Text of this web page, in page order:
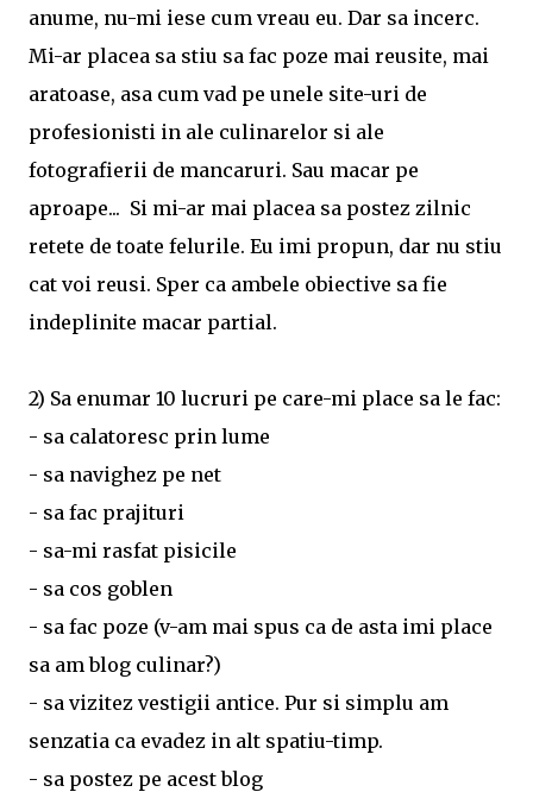
anume, nu-mi iese cum vreau eu. Dar sa incerc.
Mi-ar placea sa stiu sa fac poze mai reusite, mai
aratoase, asa cum vad pe unele site-uri de
profesionisti in ale culinarelor si ale
fotografierii de mancaruri. Sau macar pe
aproape... Si mi-ar mai placea sa postez zilnic
retete de toate felurile. Eu imi propun, dar nu stiu
cat voi reusi. Sper ca ambele obiective sa fie
indeplinite macar partial.
2) Sa enumar 10 lucruri pe care-mi place sa le fac:
- sa calatoresc prin lume
- sa navighez pe net
- sa fac prajituri
- sa-mi rasfat pisicile
- sa cos goblen
- sa fac poze (v-am mai spus ca de asta imi place
sa am blog culinar?)
- sa vizitez vestigii antice. Pur si simplu am
senzatia ca evadez in alt spatiu-timp.
- sa postez pe acest blog